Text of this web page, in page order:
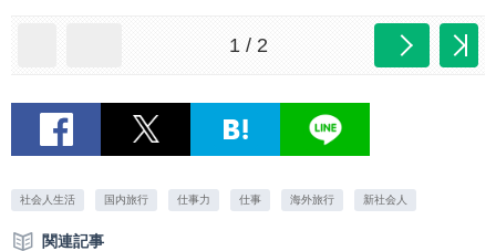
1 / 2
社会人生活 国内旅行 仕事力 仕事 海外旅行 新社会人
関連記事